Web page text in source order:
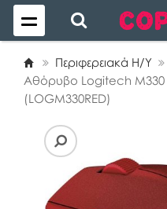
Περιφερειακά Η/Υ
Αθόρυβο Logitech M330
(LOGM330RED)